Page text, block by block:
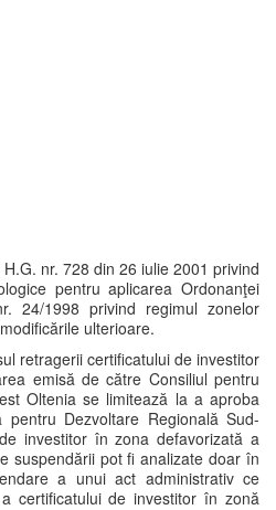
nr. 728 din 26 iulie 2001 privind
pentru aplicarea Ordonanţei
24/1998 privind regimul zonelor
ulterioare.
retragerii certificatului de investitor
emisă de către Consiliul pentru
Oltenia se limitează la a aproba
Dezvoltare Regională Sud-
investitor în zona defavorizată a
suspendării pot fi analizate doar în
a unui act administrativ ce
certificatului de investitor în zonă